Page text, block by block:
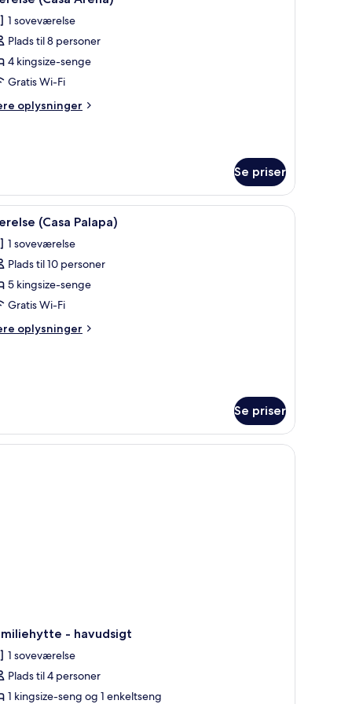
1 soveværelse
Plads til 8 personer
4 kingsize-senge
Gratis Wi-Fi
oplysninger
Se priser
et spejl og udsigt til palmer gennem en glasdør.
En stor seng med hvid dyne og mange
5 (Casa Palapa)
1 soveværelse
Plads til 10 personer
5 kingsize-senge
Gratis Wi-Fi
oplysninger
Se priser
og rustikt trægulv.
- havudsigt
1 soveværelse
Plads til 4 personer
1 kingsize-seng og 1 enkeltseng